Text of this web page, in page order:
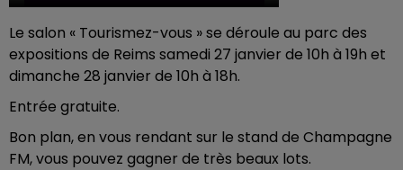
Le salon « Tourismez-vous » se déroule au parc des
expositions de Reims samedi 27 janvier de 10h à 19h et
dimanche 28 janvier de 10h à 18h.
Entrée gratuite.
Bon plan, en vous rendant sur le stand de Champagne
FM, vous pouvez gagner de très beaux lots.